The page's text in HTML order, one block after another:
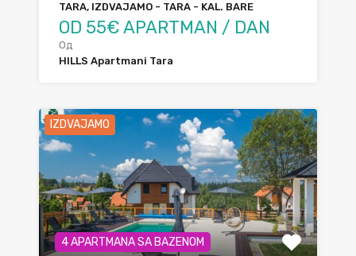
TARA, IZDVAJAMO - TARA - KAL. BARE
OD 55€ APARTMAN / DAN
Од
HILLS Apartmani Tara
IZDVAJAMO
4 APARTMANA SA BAZENOM